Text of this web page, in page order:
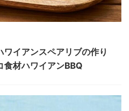
ワイアンスペアリブの作り
食材ハワイアンBBQ